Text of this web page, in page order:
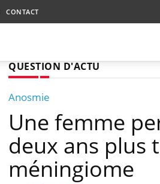
CONTACT
QUESTION D'ACTU
Anosmie
Une femme
deux ans plus
méningiome